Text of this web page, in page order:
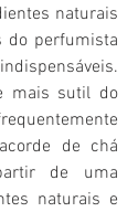
naturais
do perfumista
mais sutil do
de chá
de uma
naturais e